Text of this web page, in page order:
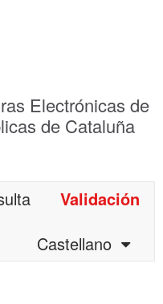
Electrónicas de
de Cataluña
Validación
Castellano